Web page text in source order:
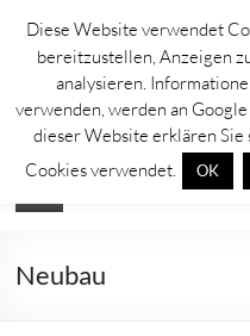
Zum
Inhalt
springen
Sehenswürdigkeiten,
Menü
Neubau
Diese Website verwendet
bereitzustellen, Anzeigen
analysieren.
verwenden, werden an
dieser Website erklären Sie
Cookies verwendet.
OK